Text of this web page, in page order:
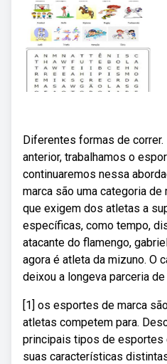
Diferentes formas de correr.
anterior, trabalhamos o
continuaremos nessa
marca são uma categoria
que exigem dos atletas a
específicas, como tempo,
atacante do flamengo,
agora é atleta da mizuno. O
deixou a longeva parceria
[1] os esportes de marca
atletas competem para.
principais tipos de esportes
suas características